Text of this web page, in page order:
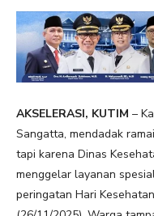
AKSELERASI, KUTIM –
Sangatta, mendadak
tapi karena Dinas
menggelar layanan
peringatan Hari